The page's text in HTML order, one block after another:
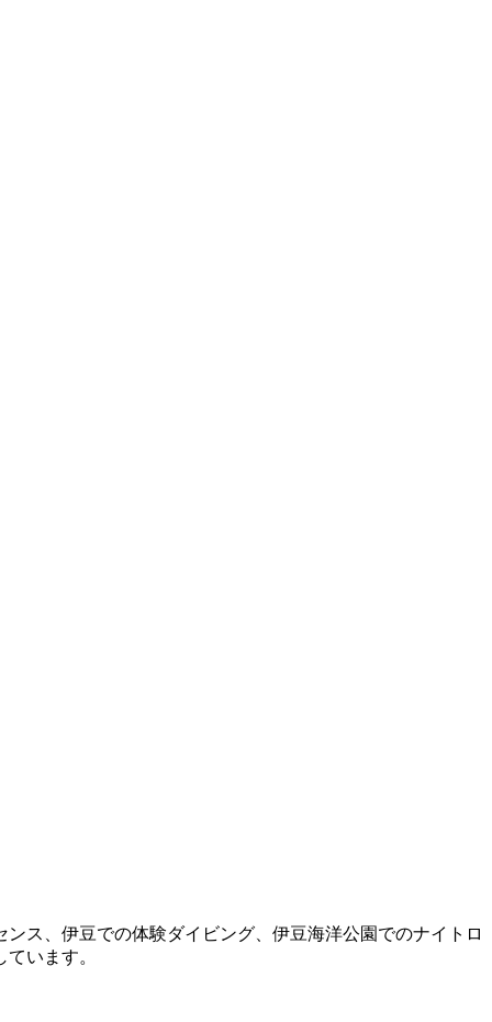
ス、伊豆での体験ダイビング、伊豆海洋公園でのナイトロ
います。